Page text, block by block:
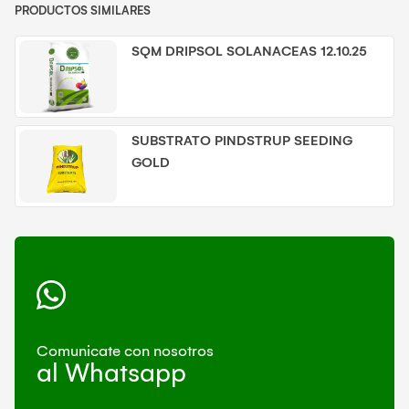
PRODUCTOS SIMILARES
SQM DRIPSOL SOLANACEAS 12.10.25
SUBSTRATO PINDSTRUP SEEDING
GOLD
Comunicate con nosotros
al Whatsapp